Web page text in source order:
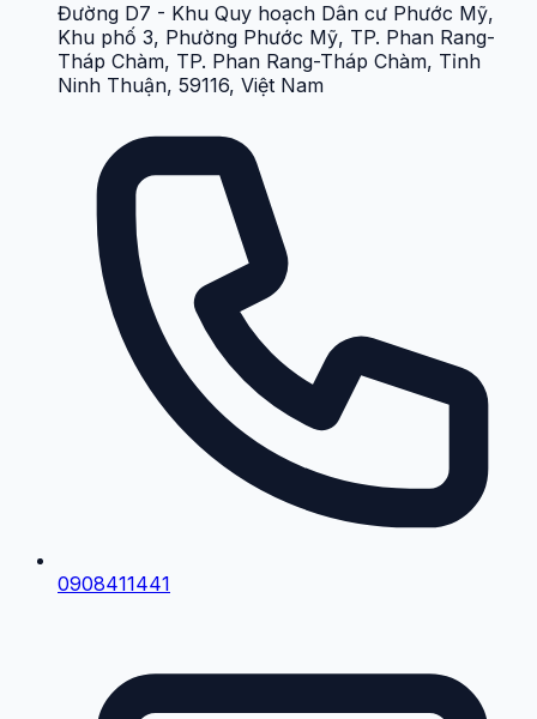
Đường D7 - Khu Quy hoạch Dân cư Phước Mỹ,
Khu phố 3, Phường Phước Mỹ, TP. Phan Rang-
Tháp Chàm, TP. Phan Rang-Tháp Chàm, Tỉnh
Ninh Thuận, 59116, Việt Nam
0908411441